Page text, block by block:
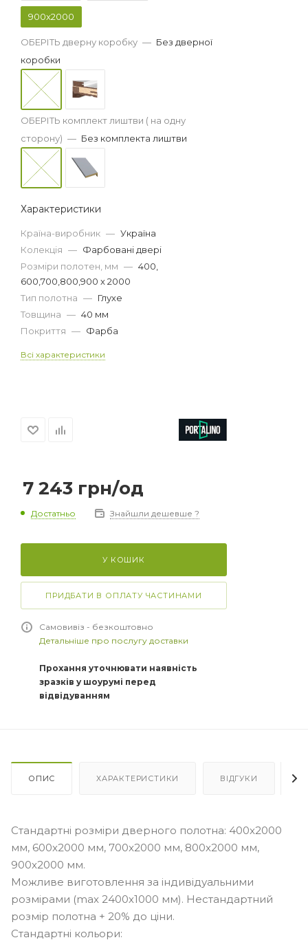
900x2000
ОБЕРІТЬ дверну коробку — Без дверної
коробки
ОБЕРІТЬ комплект лиштви ( на одну
сторону) — Без комплекта лиштви
Характеристики
Країна-виробник — Україна
Колекція — Фарбовані двері
Розміри полотен, мм — 400,
600,700,800,900 x 2000
Тип полотна — Глухе
Товщина — 40 мм
Покриття — Фарба
Всі характеристики
7 243 грн/од
Достатньо Знайшли дешевше ?
У КОШИК
ПРИДБАТИ В ОПЛАТУ ЧАСТИНАМИ
Самовивіз - безкоштовно
Детальніше про послугу доставки
Прохання уточнювати наявність
зразків у шоурумі перед
відвідуванням
ОПИС ХАРАКТЕРИСТИКИ ВІДГУКИ
Стандартні розміри дверного полотна: 400x2000
мм, 600x2000 мм, 700x2000 мм, 800x2000 мм,
900x2000 мм.
Можливе виготовлення за індивідуальними
розмірами (max 2400х1000 мм). Нестандартний
розмір полотна + 20% до ціни.
Стандартні кольори: